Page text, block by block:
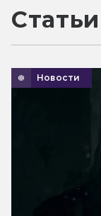
Статьи
Новости